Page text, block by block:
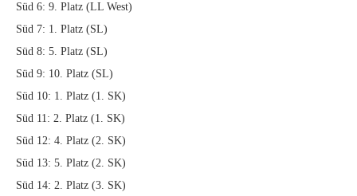
Süd 6: 9. Platz (LL West)
Süd 7: 1. Platz (SL)
Süd 8: 5. Platz (SL)
Süd 9: 10. Platz (SL)
Süd 10: 1. Platz (1. SK)
Süd 11: 2. Platz (1. SK)
Süd 12: 4. Platz (2. SK)
Süd 13: 5. Platz (2. SK)
Süd 14: 2. Platz (3. SK)